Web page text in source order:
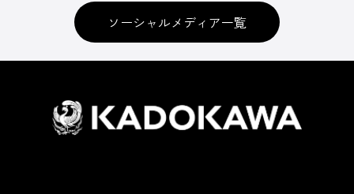
ソーシャルメディア一覧